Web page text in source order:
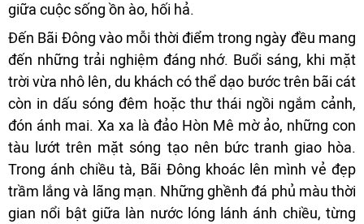
giữa cuộc sống ồn ào, hối hả.
Đến Bãi Đông vào mỗi thời điểm trong ngày đều mang
đến những trải nghiệm đáng nhớ. Buổi sáng, khi mặt
trời vừa nhô lên, du khách có thể dạo bước trên bãi cát
còn in dấu sóng đêm hoặc thư thái ngồi ngắm cảnh,
đón ánh mai. Xa xa là đảo Hòn Mê mờ ảo, những con
tàu lướt trên mặt sóng tạo nên bức tranh giao hòa.
Trong ánh chiều tà, Bãi Đông khoác lên mình vẻ đẹp
trầm lắng và lãng mạn. Những ghềnh đá phủ màu thời
gian nổi bật giữa làn nước lóng lánh ánh chiều, từng